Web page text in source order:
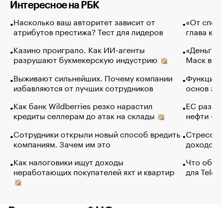
Интересное на РБК
Насколько ваш авторитет зависит от
атрибутов престижа? Тест для лидеров
Казино проиграло. Как ИИ-агенты
разрушают букмекерскую индустрию
Выживают сильнейших. Почему компании
избавляются от лучших сотрудников
Как банк Wildberries резко нарастил
кредиты селлерам до атак на склады
Сотрудники открыли новый способ вредить
компаниям. Зачем им это
Как налоговики ищут доходы
неработающих покупателей яхт и квартир
«От
глава
«Деньги
Маск в
Функции
основ
ЕС
нефти —
Стресс
доходов
Что
для